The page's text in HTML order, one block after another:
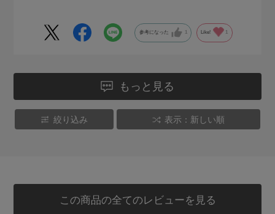
参考になった 1 Like! 1
もっと見る
絞り込み 表示：新しい順
この商品の全てのレビューを見る